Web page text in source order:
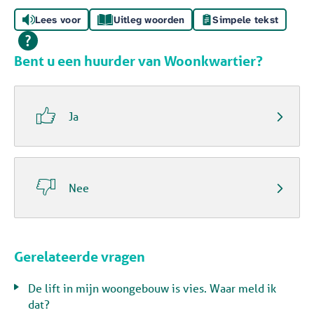
Lees voor Uitleg woorden Simpele tekst
Bent u een huurder van Woonkwartier?
 Ja
 Nee
Gerelateerde vragen
De lift in mijn woongebouw is vies. Waar meld ik
dat?